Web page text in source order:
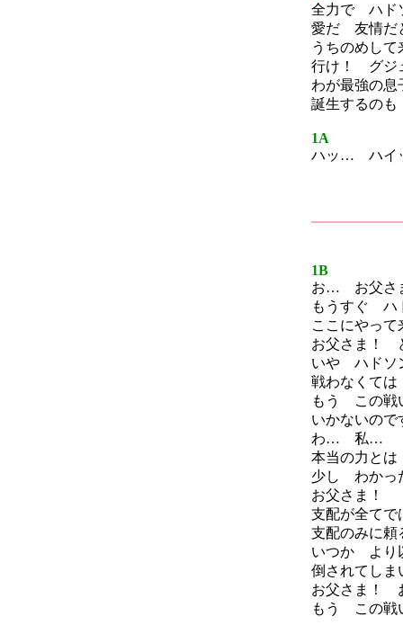
全力で ハド
愛だ 友情だ
うちのめして
行け！ グジ
わが最強の息
誕生するの
1A
ハッ… ハイ
1B
お… お父さ
もうすぐ ハ
ここにやっ
お父さま！
いや ハドソ
戦わなくて
もう この戦
いかないので
わ… 私…
本当の力と
少し わかっ
お父さま！
支配が全て
支配のみに頼
いつか より
倒されてしま
お父さま！
もう この戦